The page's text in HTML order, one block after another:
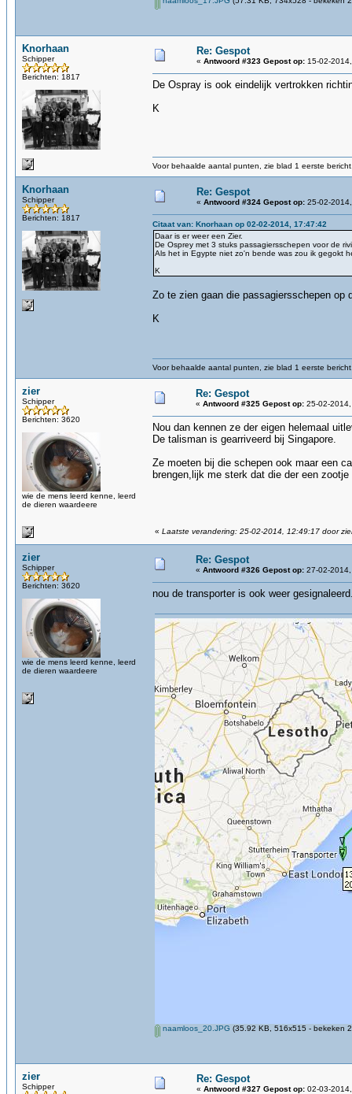
Knorhaan
Schipper
Berichten: 1817
Re: Gespot
« Antwoord #323 Gepost op: 15-02-
De Ospray is ook eindelijk vertrokken
K
Voor behaalde aantal punten, zie blad 1 eerste
Knorhaan
Schipper
Berichten: 1817
Re: Gespot
« Antwoord #324 Gepost op: 25-02-
Citaat van: Knorhaan op 02-02-2014, 17:47:42
Daar is er weer een Zier.
De Osprey met 3 stuks passagiersschepen voor de
Als het in Egypte niet zo'n bende was zou ik gegokt
K
Zo te zien gaan die passagiersschepen op
K
Voor behaalde aantal punten, zie blad 1 eerste
zier
Schipper
Berichten: 3620
wie de mens leerd kenne, leerd
de dieren waardeere
Re: Gespot
« Antwoord #325 Gepost op: 25-02-
Nou dan kennen ze der eigen helemaal
De talisman is gearriveerd bij Singapore.
Ze moeten bij die schepen ook maar een
brengen,lijk me sterk dat die der een
« Laatste verandering: 25-02-2014, 12:49:17 door
zier
Schipper
Berichten: 3620
wie de mens leerd kenne, leerd
de dieren waardeere
Re: Gespot
« Antwoord #326 Gepost op: 27-02-
nou de transporter is ook weer
naamloos_20.JPG (35.92 KB, 516x515 - bekeken
zier
Schipper
Re: Gespot
« Antwoord #327 Gepost op: 02-03-